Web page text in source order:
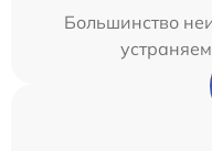
Большинство